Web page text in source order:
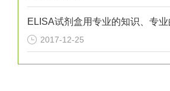
2017-12-25